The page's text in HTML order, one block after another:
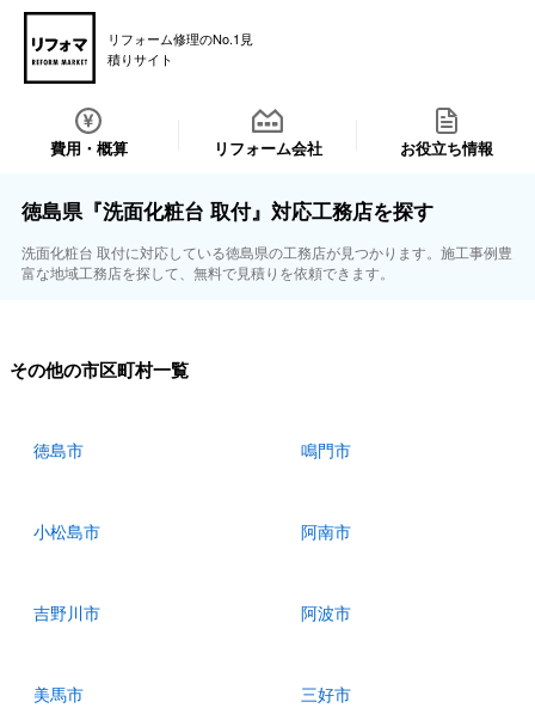
リフォーム修理のNo.1見
積りサイト
費用・概算 リフォーム会社 お役立ち情報
徳島県『洗面化粧台 取付』対応工務店を探す
洗面化粧台 取付に対応している徳島県の工務店が見つかります。施工事例豊
富な地域工務店を探して、無料で見積りを依頼できます。
その他の市区町村一覧
徳島市 鳴門市
小松島市 阿南市
吉野川市 阿波市
美馬市 三好市